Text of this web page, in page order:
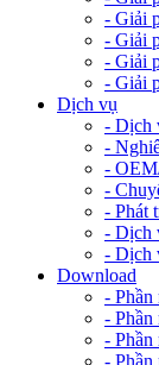
- Giải
- Giải
- Giải
- Giải
Dịch vụ
- Dịch
-
-
-
- Phát
- Dịch
- Dịch
Download
- Phần
- Phần
- Phần
- Phần